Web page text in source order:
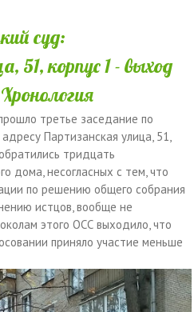
суд:
51, корпус 1 - выход
третье заседание по
Партизанская улица, 51,
тридцать
дома, несогласных с тем, что
по решению общего собрания
истцов, вообще не
этого ОСС выходило, что
приняло участие меньше